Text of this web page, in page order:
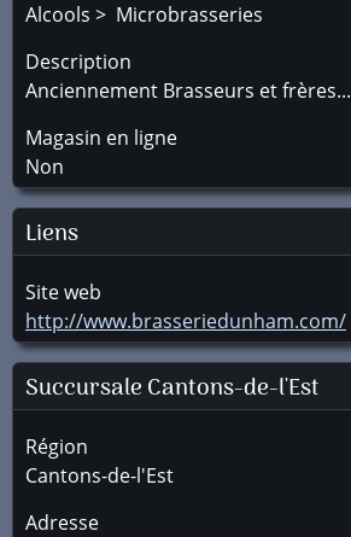
Alcools > Microbrasseries
Description
Anciennement Brasseurs et frères...
Magasin en ligne
Non
Liens
Site web
http://www.brasseriedunham.com/
SuccursaleCantons-de-l'Est
Région
Cantons-de-l'Est
Adresse